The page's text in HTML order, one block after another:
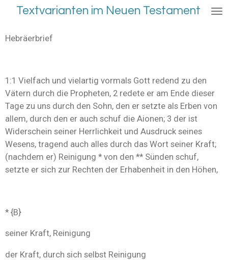
springen
Textvarianten im Neuen Testament
Hebräerbrief
1:1 Vielfach und vielartig vormals Gott redend zu den
Vätern durch die Propheten, 2 redete er am Ende dieser
Tage zu uns durch den Sohn, den er setzte als Erben von
allem, durch den er auch schuf die Aionen; 3 der ist
Widerschein seiner Herrlichkeit und Ausdruck seines
Wesens, tragend auch alles durch das Wort seiner Kraft;
(nachdem er) Reinigung * von den ** Sünden schuf,
setzte er sich zur Rechten der Erhabenheit in den Höhen,
* {B}
seiner Kraft, Reinigung
der Kraft, durch sich selbst Reinigung